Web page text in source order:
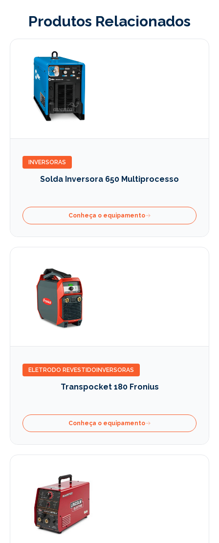
Produtos Relacionados
INVERSORAS
Solda Inversora 650 Multiprocesso
Conheça o equipamento
ELETRODO REVESTIDO INVERSORAS
Transpocket 180 Fronius
Conheça o equipamento